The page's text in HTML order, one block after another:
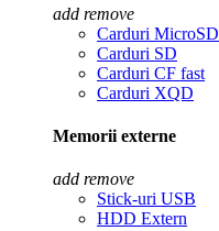
add remove
Carduri MicroSD
Carduri SD
Carduri CF fast
Carduri XQD
Memorii externe
add remove
Stick-uri USB
HDD Extern